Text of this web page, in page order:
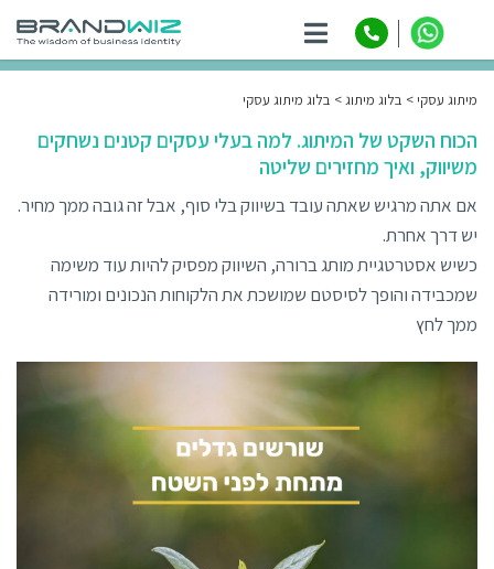
מיתוג עסקי בלוג מיתוג בלוג מיתוג עסקי
הכוח השקט של המיתוג. למה בעלי עסקים קטנים נשחקים
משיווק, ואיך מחזירים שליטה
אם אתה מרגיש שאתה עובד בשיווק בלי סוף, אבל זה גובה ממך מחיר.
יש דרך אחרת.
כשיש אסטרטגיית מותג ברורה, השיווק מפסיק להיות עוד משימה
שמכבידה והופך לסיסטם שמושכת את הלקוחות הנכונים ומורידה
ממך לחץ